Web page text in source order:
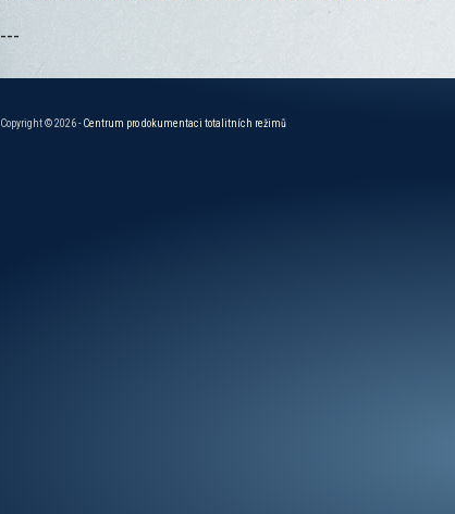
---
Copyright © 2026 -Centrum pro dokumentaci totalitních režimů